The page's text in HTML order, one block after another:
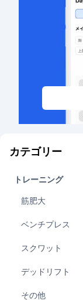
カテゴリー
トレーニング
筋肥大
ベンチプレス
スクワット
デッドリフト
その他